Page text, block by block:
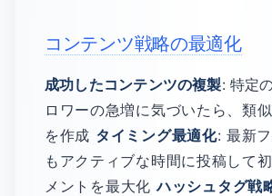
コンテンツ戦略の最適化
成功したコンテンツの複製: 特定
ロワーの急増に気づいたら、類
を作成 タイミング最適化: 最新
もアクティブな時間に投稿して
メントを最大化ハッシュタグ戦